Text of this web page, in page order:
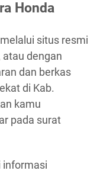
Honda
situs resmi
dengan
dan berkas
di Kab.
kamu
pada surat
informasi